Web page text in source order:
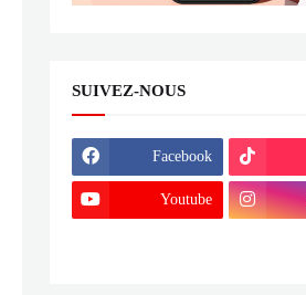
SUIVEZ-NOUS
Facebook
Youtube